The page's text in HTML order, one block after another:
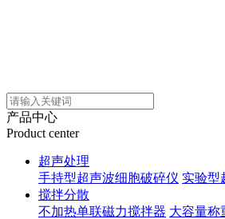
产品中心
Product center
超声处理
手持型超声波细胞破碎仪 实验型
搅拌分散
不加热单联磁力搅拌器 大容量称